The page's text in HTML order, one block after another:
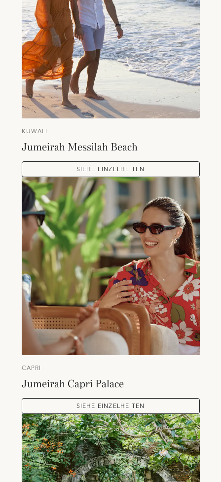
KUWAIT
Jumeirah Messilah Beach
SIEHE EINZELHEITEN
CAPRI
Jumeirah Capri Palace
SIEHE EINZELHEITEN